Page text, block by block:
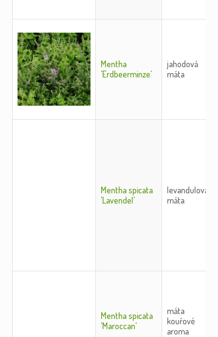
Mentha
'Erdbeerminze'
jahodová
máta
Mentha spicata
'Lavendel'
levandulová
máta
Mentha spicata
'Maroccan'
máta
kouřové
aroma